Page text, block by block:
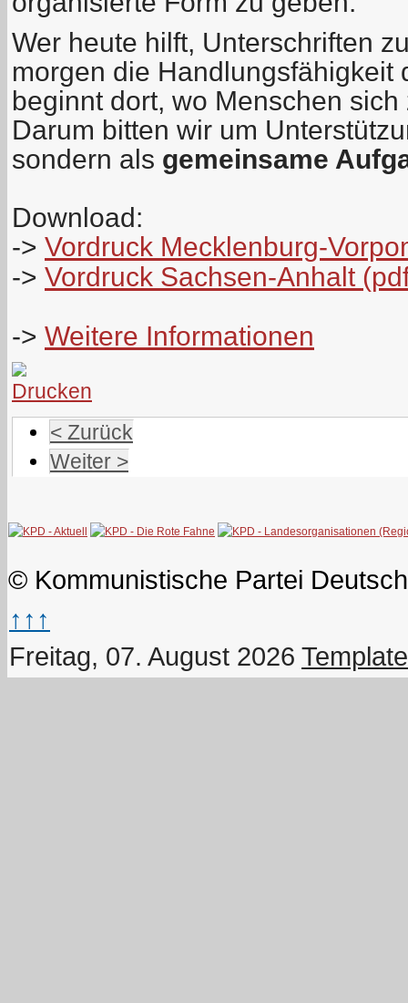
Wer heute hilft, Unterschriften
morgen die Handlungsfähigkeit
beginnt dort, wo Menschen
Darum bitten wir um
sondern als gemeinsame
Download:
-> Vordruck Mecklenburg-
-> Vordruck Sachsen-Anhalt
-> Weitere Informationen
< Zurück
Weiter >
© Kommunistische Partei
↑↑↑
Freitag, 07. August 2026